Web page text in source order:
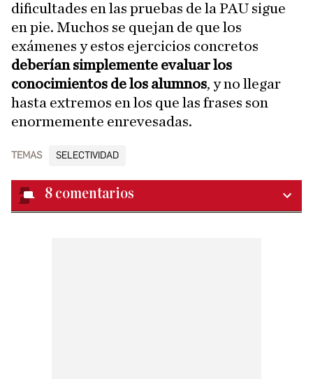
dificultades en las pruebas de la PAU sigue
en pie. Muchos se quejan de que los
exámenes y estos ejercicios concretos
deberían simplemente evaluar los
conocimientos de los alumnos, y no llegar
hasta extremos en los que las frases son
enormemente enrevesadas.
TEMAS SELECTIVIDAD
8 comentarios